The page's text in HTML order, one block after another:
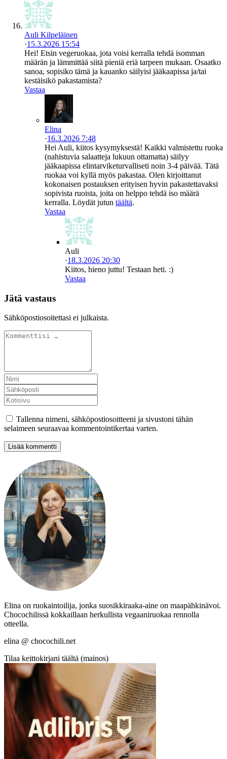
Auli Kilpeläinen
·15.3.2026 15:54
Hei! Etsin vegeruokaa, jota voisi kerralla tehdä isomman
määrän ja lämmittää siitä pieniä eriä tarpeen mukaan. Osaatko
sanoa, sopisiko tämä ja kauanko säilyisi jääkaapissa ja/tai
kestäisikö pakastamista?
Vastaa
Elina
·16.3.2026 7:48
Hei Auli, kiitos kysymyksestä! Kaikki valmistettu ruoka
(nahistuvia salaatteja lukuun ottamatta) säilyy
jääkaapissa elintarviketurvalliseti noin 3-4 päivää. Tätä
ruokaa voi kyllä myös pakastaa. Olen kirjoittanut
kokonaisen postauksen erityisen hyvin pakastettavaksi
sopivista ruoista, joita on helppo tehdä iso määrä
kerralla. Löydät jutun täältä.
Vastaa
Auli
·18.3.2026 20:30
Kiitos, hieno juttu! Testaan heti. :)
Vastaa
Jätä vastaus
Sähköpostiosoitettasi ei julkaista.
Tallenna nimeni, sähköpostiosoitteeni ja sivustoni tähän
selaimeen seuraavaa kommentointikertaa varten.
Elina on ruokaintoilija, jonka suosikkiraaka-aine on maapähkinävoi.
Chocochilissä kokkaillaan herkullista vegaaniruokaa rennolla
otteella.
elina @ chocochili.net
Tilaa keittokirjani täältä (mainos)